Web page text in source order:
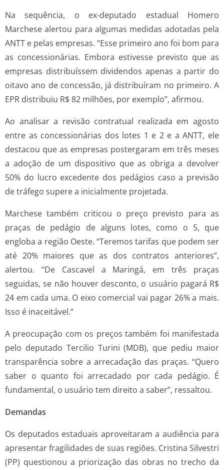
Na sequência, o ex-deputado estadual Homero
Marchese alertou para algumas medidas adotadas pela
ANTT e pelas empresas. “Esse primeiro ano foi bom para
as concessionárias. Embora estivesse previsto que as
empresas distribuíssem dividendos apenas a partir do
oitavo ano de concessão, já distribuíram no primeiro. A
EPR distribuiu R$ 82 milhões, por exemplo”, afirmou.
Ao analisar a revisão contratual realizada em agosto
entre as concessionárias dos lotes 1 e 2 e a ANTT, ele
destacou que as empresas postergaram em três meses
a adoção de um dispositivo que as obriga a devolver
50% do lucro excedente dos pedágios caso a previsão
de tráfego supere a inicialmente projetada.
Marchese também criticou o preço previsto para as
praças de pedágio de alguns lotes, como o 5, que
engloba a região Oeste. “Teremos tarifas que podem ser
até 20% maiores que as dos contratos anteriores”,
alertou. “De Cascavel a Maringá, em três praças
seguidas, se não houver desconto, o usuário pagará R$
24 em cada uma. O eixo comercial vai pagar 26% a mais.
Isso é inaceitável.”
A preocupação com os preços também foi manifestada
pelo deputado Tercilio Turini (MDB), que pediu maior
transparência sobre a arrecadação das praças. “Quero
saber o quanto foi arrecadado por cada pedágio. É
fundamental, o usuário tem direito a saber”, ressaltou.
Demandas
Os deputados estaduais aproveitaram a audiência para
apresentar fragilidades de suas regiões. Cristina Silvestri
(PP) questionou a priorização das obras no trecho da